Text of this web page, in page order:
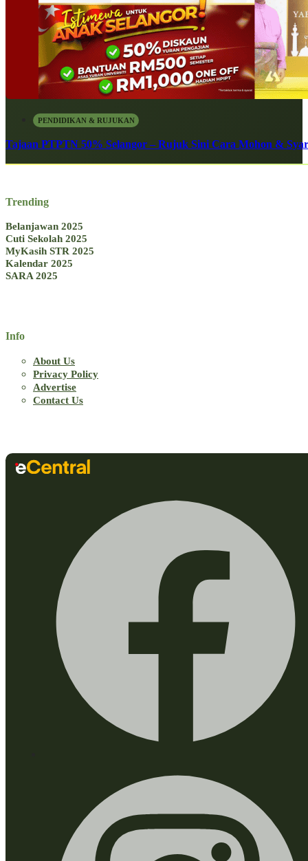
PENDIDIKAN & RUJUKAN
Tajaan PTPTN 50% Selangor – Rujuk Sini Cara Mohon &
Trending
Belanjawan 2025
Cuti Sekolah 2025
MyKasih STR 2025
Kalendar 2025
SARA 2025
Info
About Us
Privacy Policy
Advertise
Contact Us